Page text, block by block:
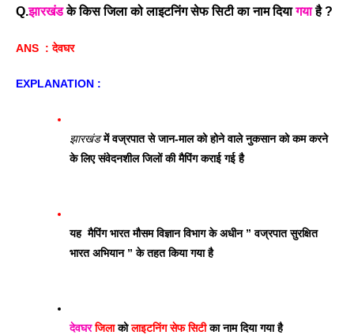
Q.झारखंड के किस जिला को लाइटनिंग सेफ सिटी का नाम दिया गया है ?
ANS  : देवघर
EXPLANATION :
झारखंड में वज्रपात से जान-माल को होने वाले नुकसान को कम करने
के लिए संवेदनशील जिलों की मैपिंग कराई गई है
यह  मैपिंग भारत मौसम विज्ञान विभाग के अधीन ” वज्रपात सुरक्षित
भारत अभियान ” के तहत किया गया है
देवघर जिला को लाइटनिंग सेफ सिटी का नाम दिया गया है